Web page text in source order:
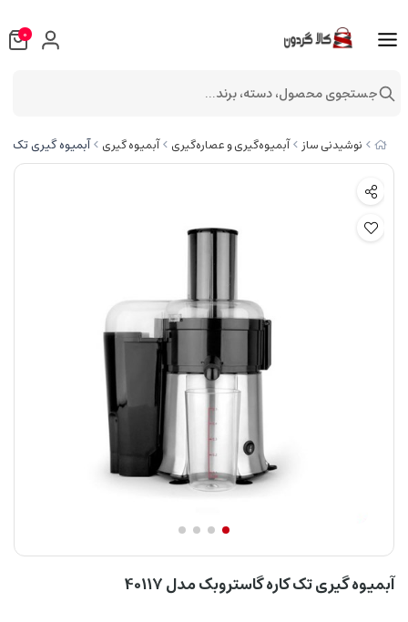
نوشیدنی ساز آبمیوه‌گیری و عصاره‌گیری آبمیوه گیری آبمیوه گیری تک
آبمیوه گیری تک کاره گاستروبک مدل 40117
0
جستجوی محصول، دسته، برند...